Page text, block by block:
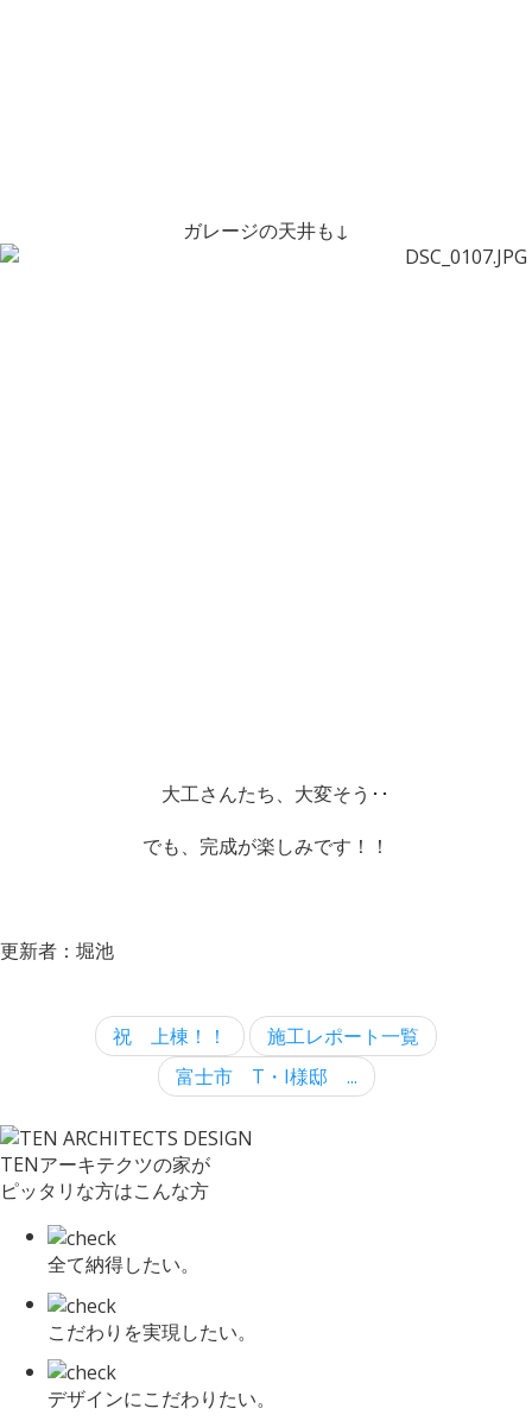
ガレージの天井も↓
大工さんたち、大変そう･･
でも、完成が楽しみです！！
更新者：堀池
祝 上棟！！
施工レポート一覧
富士市 T・I様邸 ...
TENアーキテクツの家が
ピッタリな方はこんな方
全て納得したい。
こだわりを実現したい。
デザインにこだわりたい。